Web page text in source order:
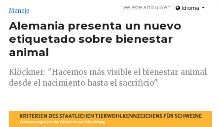
Lee este artículo en: Idioma
Manejo
Alemania presenta un nuevo
etiquetado sobre bienestar
animal
Klöckner: "Hacemos más visible el bienestar animal
desde el nacimiento hasta el sacrificio".